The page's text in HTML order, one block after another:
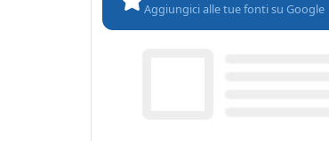
Aggiungici alle tue fonti su Google